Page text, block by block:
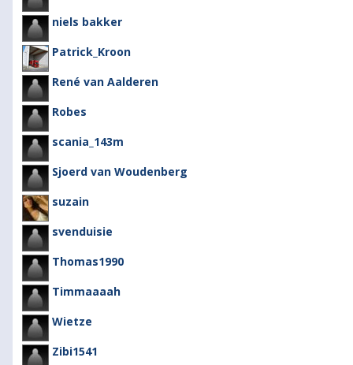
niels bakker
Patrick_Kroon
René van Aalderen
Robes
scania_143m
Sjoerd van Woudenberg
suzain
svenduisie
Thomas1990
Timmaaaah
Wietze
Zibi1541